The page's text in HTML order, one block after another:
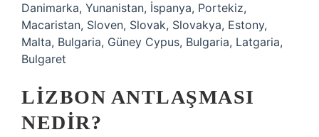
Danimarka, Yunanistan, İspanya, Portekiz,
Macaristan, Sloven, Slovak, Slovakya, Estony,
Malta, Bulgaria, Güney Cypus, Bulgaria, Latgaria,
Bulgaret
LIZBON ANTLAŞMASI
NEDIR?